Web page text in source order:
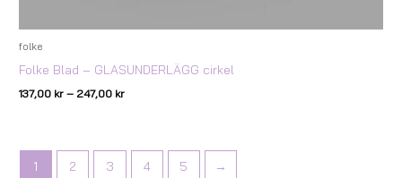
folke
Folke Blad – GLASUNDERLÄGG cirkel
137,00 kr – 247,00 kr
1 2 3 4 5 →